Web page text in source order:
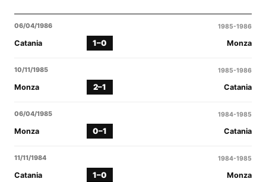
06/04/1986
Catania 1–0 Monza
1985-1986
10/11/1985
Monza 2–1 Catania
1985-1986
06/04/1985
Monza 0–1 Catania
1984-1985
11/11/1984
Catania 1–0 Monza
1984-1985